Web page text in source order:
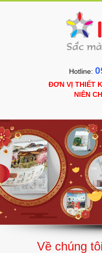
Hotline:
ĐƠN VỊ THIẾT
NIÊN
Về chúng tôi